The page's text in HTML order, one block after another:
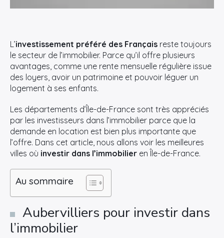
L’investissement préféré des Français reste toujours
le secteur de l’immobilier. Parce qu’il offre plusieurs
avantages, comme une rente mensuelle régulière issue
des loyers, avoir un patrimoine et pouvoir léguer un
logement à ses enfants.
Les départements d’Île-de-France sont très appréciés
par les investisseurs dans l’immobilier parce que la
demande en location est bien plus importante que
l’offre. Dans cet article, nous allons voir les meilleures
villes où investir dans l’immobilier en Île-de-France.
Au sommaire
Aubervilliers pour investir dans
l’immobilier